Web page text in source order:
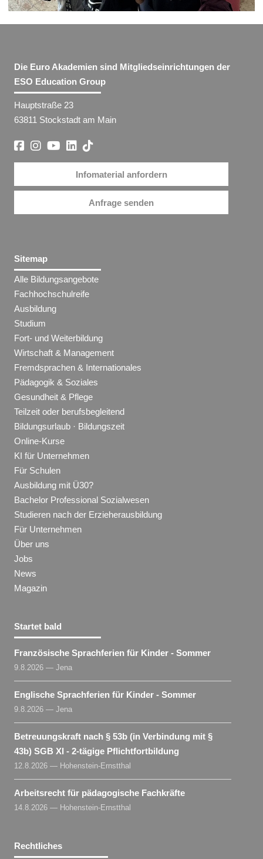
Die Euro Akademien sind Mitgliedseinrichtungen der
ESO Education Group
Hauptstraße 23
63811 Stockstadt am Main
Infomaterial anfordern
Anfrage senden
Sitemap
Alle Bildungsangebote
Fachhochschulreife
Ausbildung
Studium
Fort- und Weiterbildung
Wirtschaft & Management
Fremdsprachen & Internationales
Pädagogik & Soziales
Gesundheit & Pflege
Teilzeit oder berufsbegleitend
Bildungsurlaub · Bildungszeit
Online-Kurse
KI für Unternehmen
Für Schulen
Ausbildung mit Ü30?
Bachelor Professional Sozialwesen
Studieren nach der Erzieherausbildung
Für Unternehmen
Über uns
Jobs
News
Magazin
Startet bald
Französische Sprachferien für Kinder - Sommer
9.8.2026 — Jena
Englische Sprachferien für Kinder - Sommer
9.8.2026 — Jena
Betreuungskraft nach § 53b (in Verbindung mit §
43b) SGB XI - 2-tägige Pflichtfortbildung
12.8.2026 — Hohenstein-Ernstthal
Arbeitsrecht für pädagogische Fachkräfte
14.8.2026 — Hohenstein-Ernstthal
Rechtliches